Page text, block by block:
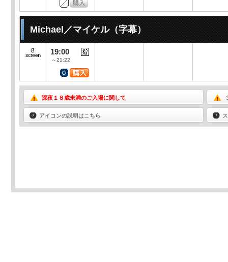
Michael／マイケル（字幕）
19:00
～21:22
深夜１８歳未満のご入場に関して
アイコンの説明はこちら